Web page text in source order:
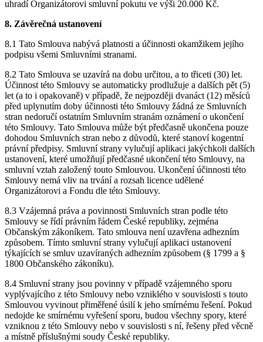
uhradí Organizátorovi smluvní pokutu ve výši 20.000 Kč.
8. Závěrečná ustanovení
8.1 Tato Smlouva nabývá platnosti a účinnosti okamžikem jejího
podpisu všemi Smluvními stranami.
8.2 Tato Smlouva se uzavírá na dobu určitou, a to třiceti (30) let.
Účinnost této Smlouvy se automaticky prodlužuje a dalších pět (5)
let (a to i opakovaně) v případě, že nejpozději dvanáct (12) měsíců
před uplynutím doby účinnosti této Smlouvy žádná ze Smluvních
stran nedoručí ostatním Smluvním stranám oznámení o ukončení
této Smlouvy. Tato Smlouva může být předčasně ukončena pouze
dohodou Smluvních stran nebo z důvodů, které stanoví kogentní
právní předpisy. Smluvní strany vylučují aplikaci jakýchkoli dalších
ustanovení, které umožňují předčasné ukončení této Smlouvy, na
smluvní vztah založený touto Smlouvou. Ukončení účinnosti této
Smlouvy nemá vliv na trvání a rozsah licence udělené
Organizátorovi a Fondu dle této Smlouvy.
8.3 Vzájemná práva a povinnosti Smluvních stran podle této
Smlouvy se řídí právním řádem České republiky, zejména
Občanským zákoníkem. Tato smlouva není uzavřena adhezním
způsobem. Tímto smluvní strany vylučují aplikaci ustanovení
týkajících se smluv uzavíraných adhezním způsobem (§ 1799 a §
1800 Občanského zákoníku).
8.4 Smluvní strany jsou povinny v případě vzájemného sporu
vyplývajícího z této Smlouvy nebo vzniklého v souvislosti s touto
Smlouvou vyvinout přiměřené úsilí k jeho smírnému řešení. Pokud
nedojde ke smírnému vyřešení sporu, budou všechny spory, které
vzniknou z této Smlouvy nebo v souvislosti s ní, řešeny před věcně
a místně příslušnými soudy České republiky.